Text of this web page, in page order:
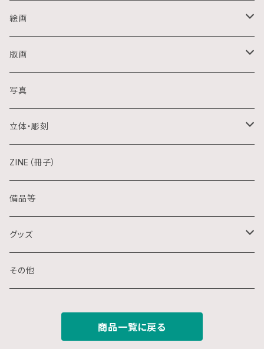
絵画
油画
アクリル画
日本画
水彩画
クレパス画
水墨画
スプレー画
版画
銅版画
木版画
シルクスクリーン
リトグラフ
デジタル
ステンシル
デジタルプリント
写真
立体・彫刻
陶芸
金属
石
木
ZINE（冊子）
備品等
グッズ
ポストカード
その他
商品一覧に戻る